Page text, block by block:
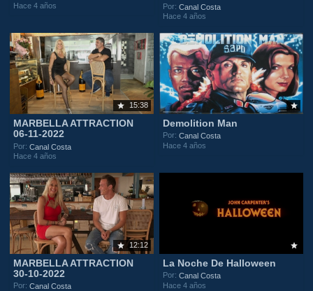
Hace 4 años
Por:Canal Costa
Hace 4 años
15:38
MARBELLA ATTRACTION
06-11-2022
Por:Canal Costa
Hace 4 años
Demolition Man
Por:Canal Costa
Hace 4 años
12:12
MARBELLA ATTRACTION
30-10-2022
Por:Canal Costa
La Noche De Halloween
Por:Canal Costa
Hace 4 años